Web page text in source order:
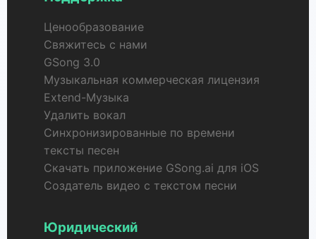
Ценообразование
Свяжитесь с нами
GSong 3.0
Музыкальная коммерческая лицензия
Extend-Музыка
Удалить вокал
Синхронизированные по времени
тексты песен
Скачать приложение GSong.ai для iOS
Создатель видео с текстом песни
Юридический